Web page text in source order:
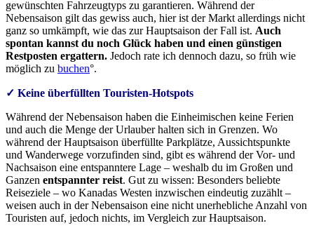
gewünschten Fahrzeugtyps zu garantieren. Während der
Nebensaison gilt das gewiss auch, hier ist der Markt allerdings nicht
ganz so umkämpft, wie das zur Hauptsaison der Fall ist. Auch
spontan kannst du noch Glück haben und einen günstigen
Restposten ergattern. Jedoch rate ich dennoch dazu, so früh wie
möglich zu buchen°.
✓ Keine überfüllten Touristen-Hotspots
Während der Nebensaison haben die Einheimischen keine Ferien
und auch die Menge der Urlauber halten sich in Grenzen. Wo
während der Hauptsaison überfüllte Parkplätze, Aussichtspunkte
und Wanderwege vorzufinden sind, gibt es während der Vor- und
Nachsaison eine entspanntere Lage – weshalb du im Großen und
Ganzen entspannter reist. Gut zu wissen: Besonders beliebte
Reiseziele – wo Kanadas Westen inzwischen eindeutig zuzählt –
weisen auch in der Nebensaison eine nicht unerhebliche Anzahl von
Touristen auf, jedoch nichts, im Vergleich zur Hauptsaison.